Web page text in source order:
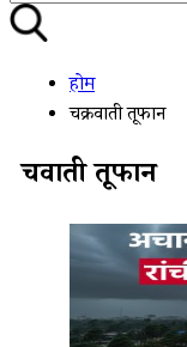
होम
चक्रवाती तूफान
चक्रवाती तूफान